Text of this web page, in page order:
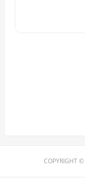
COPYRIGHT